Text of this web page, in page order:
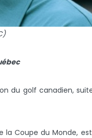
du golf canadien,
la Coupe du Monde,